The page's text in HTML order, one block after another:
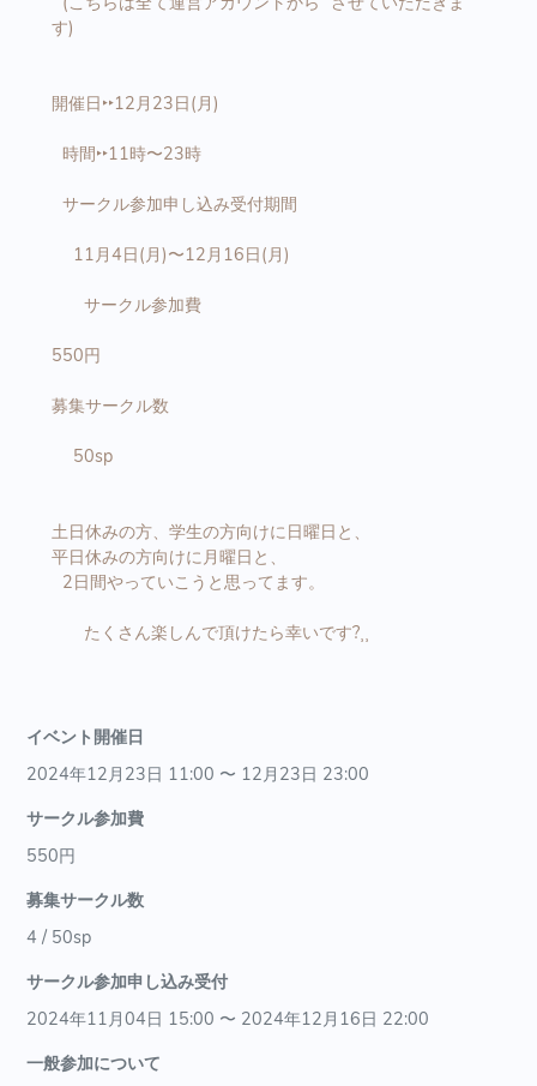
す)
開催日‣‣12月23日(月)
時間‣‣11時〜23時
サークル参加申し込み受付期間
11月4日(月)〜12月16日(月)
サークル参加費
550円
募集サークル数
50sp
土日休みの方、学生の方向けに日曜日と、
平日休みの方向けに月曜日と、
2日間やっていこうと思ってます。
たくさん楽しんで頂けたら幸いです?⸒⸒
イベント開催日
2024年12月23日 11:00 〜 12月23日 23:00
サークル参加費
550円
募集サークル数
4 / 50sp
サークル参加申し込み受付
2024年11月04日 15:00 〜 2024年12月16日 22:00
一般参加について